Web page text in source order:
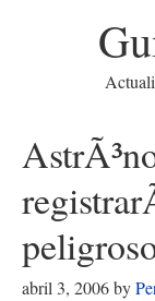
abril 3, 2006by